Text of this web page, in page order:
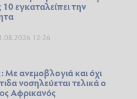
εγκαταλείπει την
12:26
Με ανεμοβλογιά και όχι
νοσηλεύεται τελικά ο
Αφρικανός